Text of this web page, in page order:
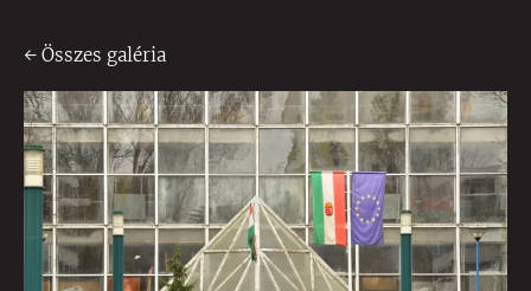
Összes galéria